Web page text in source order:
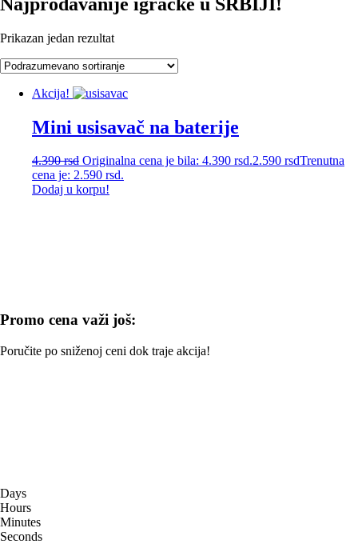
Prikazan jedan rezultat
Akcija!
Mini usisavač na baterije
4.390rsd Originalna cena je bila: 4.390 rsd.2.590 rsdTrenutna
cena je: 2.590 rsd.
Dodaj u korpu!
Promo cena važi još:
Poručite po sniženoj ceni dok traje akcija!
Days
Hours
Minutes
Seconds